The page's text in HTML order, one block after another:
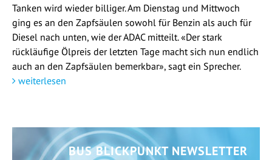
Tanken wird wieder billiger. Am Dienstag und Mittwoch
ging es an den Zapfsäulen sowohl für Benzin als auch für
Diesel nach unten, wie der ADAC mitteilt. «Der stark
rückläufige Ölpreis der letzten Tage macht sich nun endlich
auch an den Zapfsäulen bemerkbar», sagt ein Sprecher.
weiterlesen
BUS BLICKPUNKT NEWSLETTER